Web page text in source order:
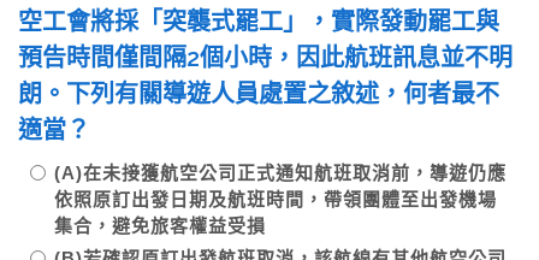
空工會將採「突襲式罷工」，實際發動罷工與
預告時間僅間隔2個小時，因此航班訊息並不明
朗。下列有關導遊人員處置之敘述，何者最不
適當？
(A)在未接獲航空公司正式通知航班取消前，導遊仍應
依照原訂出發日期及航班時間，帶領團體至出發機場
集合，避免旅客權益受損